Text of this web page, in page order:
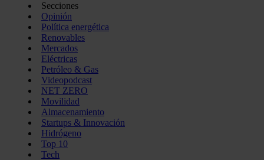
Secciones
Opinión
Política energética
Renovables
Mercados
Eléctricas
Petróleo & Gas
Videopodcast
NET ZERO
Movilidad
Almacenamiento
Startups & Innovación
Hidrógeno
Top 10
Tech